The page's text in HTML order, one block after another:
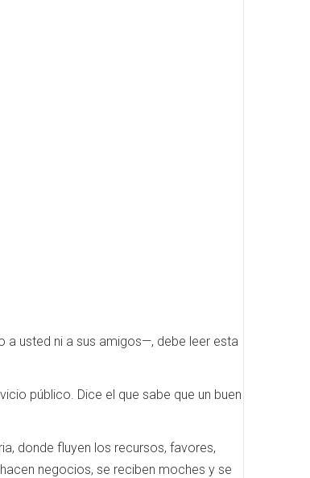
a usted ni a sus amigos—, debe leer esta
público. Dice el que sabe que un buen
donde fluyen los recursos, favores,
negocios, se reciben moches y se